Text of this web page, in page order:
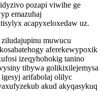
pozapi viwihe ge
emazuhaj
acapyxeloxedaw uz.
muwucu
aferekewypoxik
izeqyhohokig tanino
tibywa golikixilejemysa
arifabolaj olilyc
akud akyqasykuq